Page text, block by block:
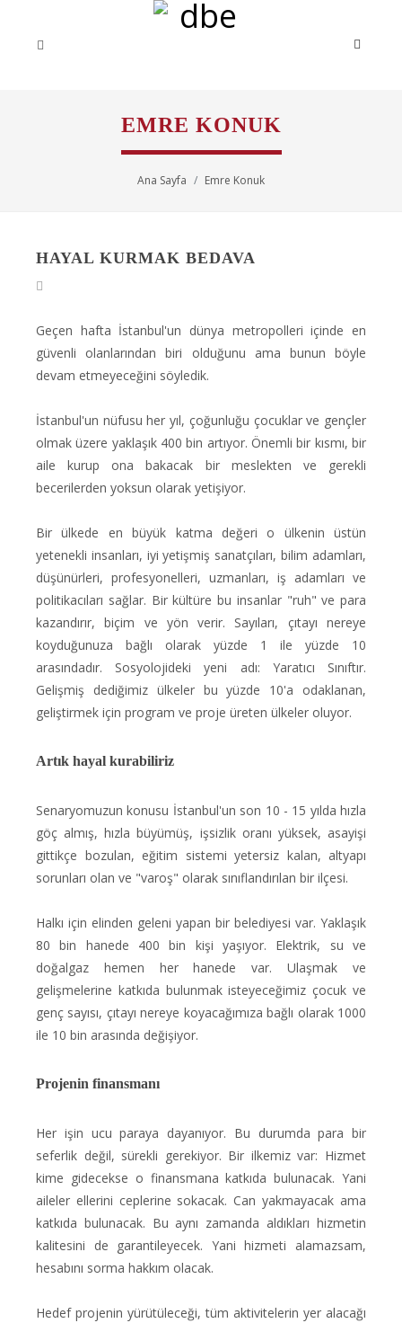
EMRE KONUK
Ana Sayfa Emre Konuk
HAYAL KURMAK BEDAVA
Geçen hafta İstanbul'un dünya metropolleri içinde en
güvenli olanlarından biri olduğunu ama bunun böyle
devam etmeyeceğini söyledik.
İstanbul'un nüfusu her yıl, çoğunluğu çocuklar ve gençler
olmak üzere yaklaşık 400 bin artıyor. Önemli bir kısmı, bir
aile kurup ona bakacak bir meslekten ve gerekli
becerilerden yoksun olarak yetişiyor.
Bir ülkede en büyük katma değeri o ülkenin üstün
yetenekli insanları, iyi yetişmiş sanatçıları, bilim adamları,
düşünürleri, profesyonelleri, uzmanları, iş adamları ve
politikacıları sağlar. Bir kültüre bu insanlar "ruh" ve para
kazandırır, biçim ve yön verir. Sayıları, çıtayı nereye
koyduğunuza bağlı olarak yüzde 1 ile yüzde 10
arasındadır. Sosyolojideki yeni adı: Yaratıcı Sınıftır.
Gelişmiş dediğimiz ülkeler bu yüzde 10'a odaklanan,
geliştirmek için program ve proje üreten ülkeler oluyor.
Artık hayal kurabiliriz
Senaryomuzun konusu İstanbul'un son 10 - 15 yılda hızla
göç almış, hızla büyümüş, işsizlik oranı yüksek, asayişi
gittikçe bozulan, eğitim sistemi yetersiz kalan, altyapı
sorunları olan ve "varoş" olarak sınıflandırılan bir ilçesi.
Halkı için elinden geleni yapan bir belediyesi var. Yaklaşık
80 bin hanede 400 bin kişi yaşıyor. Elektrik, su ve
doğalgaz hemen her hanede var. Ulaşmak ve
gelişmelerine katkıda bulunmak isteyeceğimiz çocuk ve
genç sayısı, çıtayı nereye koyacağımıza bağlı olarak 1000
ile 10 bin arasında değişiyor.
Projenin finansmanı
Her işin ucu paraya dayanıyor. Bu durumda para bir
seferlik değil, sürekli gerekiyor. Bir ilkemiz var: Hizmet
kime gidecekse o finansmana katkıda bulunacak. Yani
aileler ellerini ceplerine sokacak. Can yakmayacak ama
katkıda bulunacak. Bu aynı zamanda aldıkları hizmetin
kalitesini de garantileyecek. Yani hizmeti alamazsam,
hesabını sorma hakkım olacak.
Hedef projenin yürütüleceği, tüm aktivitelerin yer alacağı